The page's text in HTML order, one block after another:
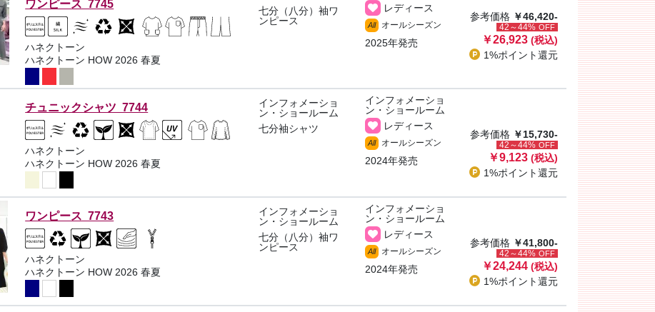
ワンピース 7745
ハネクトーン
ハネクトーン HOW 2026 春夏
七分（八分）袖ワ
ンピース
レディース
All オールシーズン
2025年発売
参考価格 ￥46,420-
42～44% OFF
￥26,923 (税込)
1%ポイント還元
チュニックシャツ 7744
ハネクトーン
ハネクトーン HOW 2026 春夏
インフォメーショ
ン・ショールーム
七分袖シャツ
インフォメーショ
ン・ショールーム
レディース
All オールシーズン
2024年発売
参考価格 ￥15,730-
42～44% OFF
￥9,123 (税込)
1%ポイント還元
ワンピース 7743
ハネクトーン
ハネクトーン HOW 2026 春夏
インフォメーショ
ン・ショールーム
七分（八分）袖ワ
ンピース
インフォメーショ
ン・ショールーム
レディース
All オールシーズン
2024年発売
参考価格 ￥41,800-
42～44% OFF
￥24,244 (税込)
1%ポイント還元